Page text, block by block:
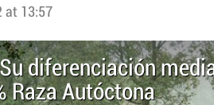
at 13:57
diferenciación
Raza Autóctona